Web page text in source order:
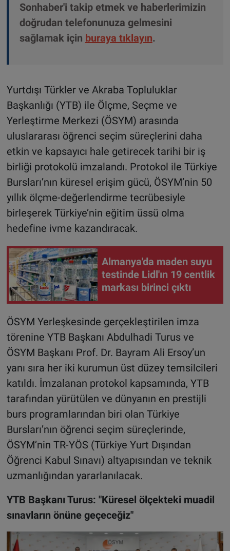
Sonhaber'i takip etmek ve haberlerimizin
doğrudan telefonunuza gelmesini
sağlamak için buraya tıklayın.
Yurtdışı Türkler ve Akraba Topluluklar
Başkanlığı (YTB) ile Ölçme, Seçme ve
Yerleştirme Merkezi (ÖSYM) arasında
uluslararası öğrenci seçim süreçlerini daha
etkin ve kapsayıcı hale getirecek tarihi bir iş
birliği protokolü imzalandı. Protokol ile Türkiye
Bursları’nın küresel erişim gücü, ÖSYM’nin 50
yıllık ölçme-değerlendirme tecrübesiyle
birleşerek Türkiye’nin eğitim üssü olma
hedefine ivme kazandıracak.
Almanya'da maden suyu
testinde Lidl'ın 19 centlik
markası birinci çıktı
ÖSYM Yerleşkesinde gerçekleştirilen imza
törenine YTB Başkanı Abdulhadi Turus ve
ÖSYM Başkanı Prof. Dr. Bayram Ali Ersoy’un
yanı sıra her iki kurumun üst düzey temsilcileri
katıldı. İmzalanan protokol kapsamında, YTB
tarafından yürütülen ve dünyanın en prestijli
burs programlarından biri olan Türkiye
Bursları’nın öğrenci seçim süreçlerinde,
ÖSYM’nin TR-YÖS (Türkiye Yurt Dışından
Öğrenci Kabul Sınavı) altyapısından ve teknik
uzmanlığından yararlanılacak.
YTB Başkanı Turus: "Küresel ölçekteki muadil
sınavların önüne geçeceğiz"